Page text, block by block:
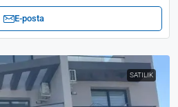
E-posta
SATILIK